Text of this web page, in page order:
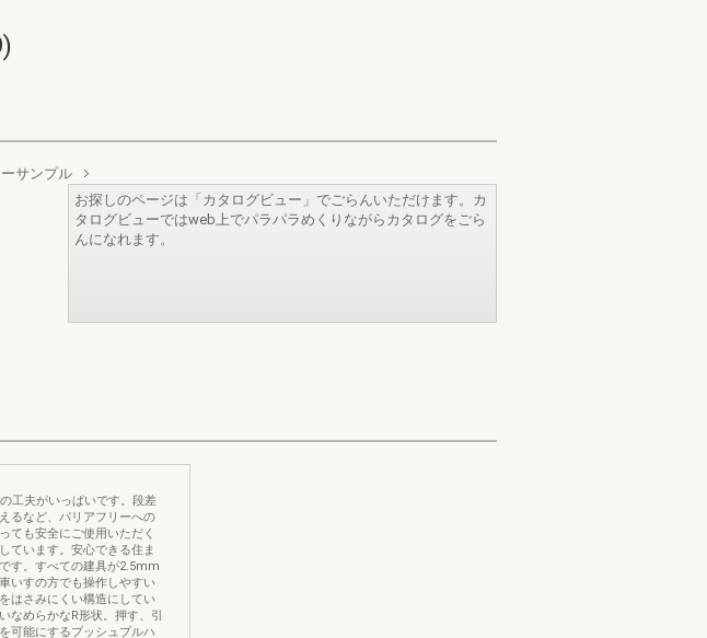
サンプル
お探しのページは「カタログビュー」でごらんいただけます。カ
タログビューではweb上でパラパラめくりながらカタログをごら
んになれます。
工夫がいっぱいです。段差
るなど、バリアフリーへの
ても安全にご使用いただく
ています。安心できる住ま
す。すべての建具が2.5mm
いすの方でも操作しやすい
はさみにくい構造にしてい
なめらかなR形状。押す、引
可能にするプッシュプルハ